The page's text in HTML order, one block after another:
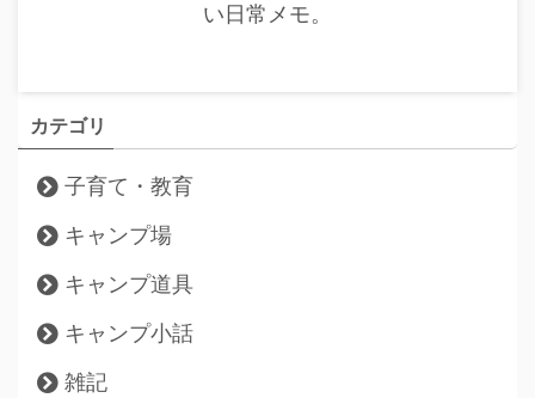
い日常メモ。
カテゴリ
子育て・教育
キャンプ場
キャンプ道具
キャンプ小話
雑記